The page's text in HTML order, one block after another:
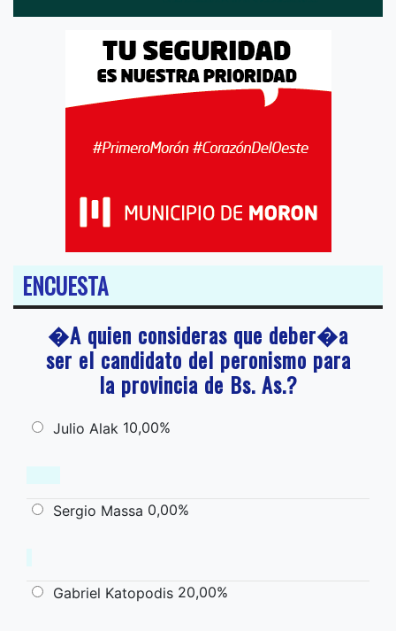
ENCUESTA
�A quien consideras que deber�a
ser el candidato del peronismo para
la provincia de Bs. As.?
Julio Alak 10,00%
Sergio Massa 0,00%
Gabriel Katopodis 20,00%